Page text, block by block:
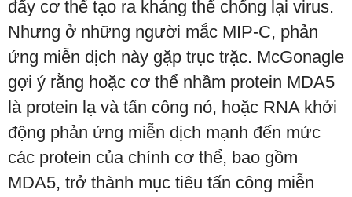
đẩy cơ thể tạo ra kháng thể chống lại virus.
Nhưng ở những người mắc MIP-C, phản
ứng miễn dịch này gặp trục trặc. McGonagle
gợi ý rằng hoặc cơ thể nhầm protein MDA5
là protein lạ và tấn công nó, hoặc RNA khởi
động phản ứng miễn dịch mạnh đến mức
các protein của chính cơ thể, bao gồm
MDA5, trở thành mục tiêu tấn công miễn